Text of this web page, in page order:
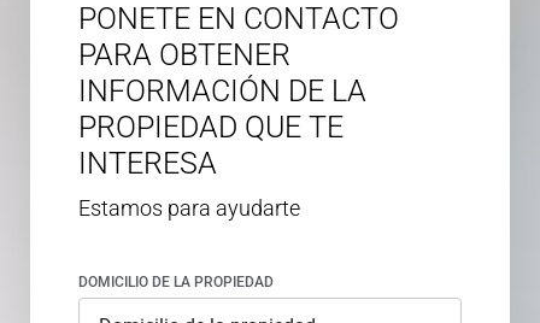
PONETE EN CONTACTO
PARA OBTENER
INFORMACIÓN DE LA
PROPIEDAD QUE TE
INTERESA
Estamos para ayudarte
DOMICILIO DE LA PROPIEDAD